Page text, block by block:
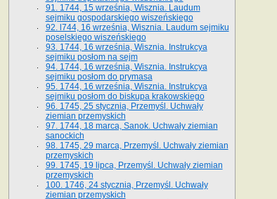
91. 1744, 15 września, Wisznia. Laudum
sejmiku gospodarskiego wiszeńskiego
92. l744, 16 września, Wisznia. Laudum sejmiku
poselskiego wiszeńskiego
93. 1744, 16 września, Wisznia. Instrukcya
sejmiku posłom na sejm
94. 1744, 16 września, Wisznia. Instrukcya
sejmiku posłom do prymasa
95. 1744, 16 września, Wisznia. Instrukcya
sejmiku posłom do biskupa krakowskiego
96. 1745, 25 stycznia, Przemyśl. Uchwały
ziemian przemyskich
97. 1744, 18 marca, Sanok. Uchwały ziemian
sanockich
98. 1745, 29 marca, Przemyśl. Uchwały ziemian
przemyskich
99. 1745, 19 lipca, Przemyśl. Uchwały ziemian
przemyskich
100. 1746, 24 stycznia, Przemyśl. Uchwały
ziemian przemyskich